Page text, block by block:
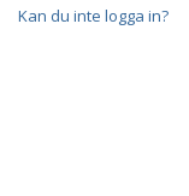
Kan du inte logga in?